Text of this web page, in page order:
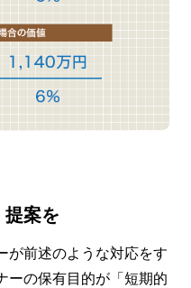
提案を
前述のような対応をす
ーの保有目的が「短期的